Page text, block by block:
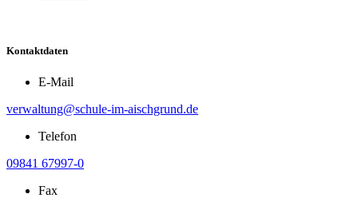
Kontaktdaten
E-Mail
verwaltung@schule-im-aischgrund.de
Telefon
09841 67997-0
Fax